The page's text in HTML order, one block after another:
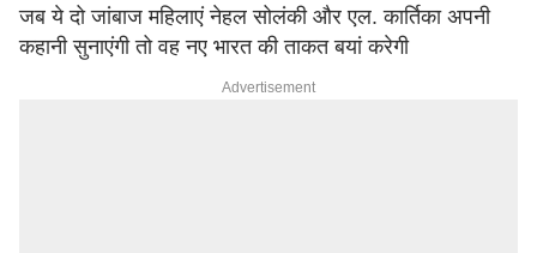
जब ये दो जांबाज महिलाएं नेहल सोलंकी और एल. कार्तिका अपनी
कहानी सुनाएंगी तो वह नए भारत की ताकत बयां करेगी
Advertisement